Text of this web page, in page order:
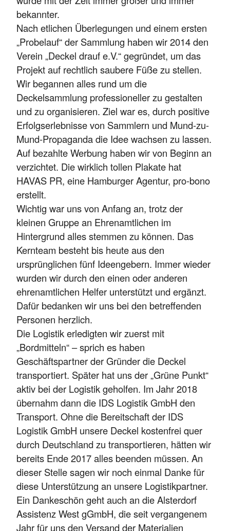
bekannter.
Nach etlichen Überlegungen und einem ersten
„Probelauf“ der Sammlung haben wir 2014 den
Verein „Deckel drauf e.V.“ gegründet, um das
Projekt auf rechtlich saubere Füße zu stellen.
Wir begannen alles rund um die
Deckelsammlung professioneller zu gestalten
und zu organisieren. Ziel war es, durch positive
Erfolgserlebnisse von Sammlern und Mund-zu-
Mund-Propaganda die Idee wachsen zu lassen.
Auf bezahlte Werbung haben wir von Beginn an
verzichtet. Die wirklich tollen Plakate hat
HAVAS PR, eine Hamburger Agentur, pro-bono
erstellt.
Wichtig war uns von Anfang an, trotz der
kleinen Gruppe an Ehrenamtlichen im
Hintergrund alles stemmen zu können. Das
Kernteam besteht bis heute aus den
ursprünglichen fünf Ideengebern. Immer wieder
wurden wir durch den einen oder anderen
ehrenamtlichen Helfer unterstützt und ergänzt.
Dafür bedanken wir uns bei den betreffenden
Personen herzlich.
Die Logistik erledigten wir zuerst mit
„Bordmitteln“ – sprich es haben
Geschäftspartner der Gründer die Deckel
transportiert. Später hat uns der „Grüne Punkt“
aktiv bei der Logistik geholfen. Im Jahr 2018
übernahm dann die IDS Logistik GmbH den
Transport. Ohne die Bereitschaft der IDS
Logistik GmbH unsere Deckel kostenfrei quer
durch Deutschland zu transportieren, hätten wir
bereits Ende 2017 alles beenden müssen. An
dieser Stelle sagen wir noch einmal Danke für
diese Unterstützung an unsere Logistikpartner.
Ein Dankeschön geht auch an die Alsterdorf
Assistenz West gGmbH, die seit vergangenem
Jahr für uns den Versand der Materialien